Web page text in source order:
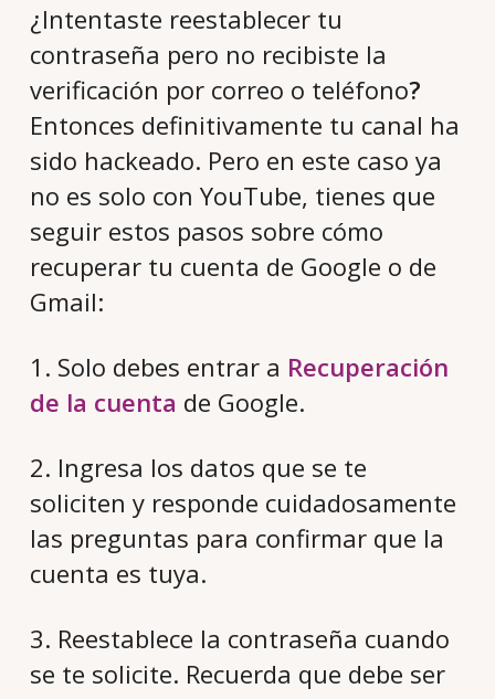
¿Intentaste reestablecer tu
contraseña pero no recibiste la
verificación por correo o teléfono?
Entonces definitivamente tu canal ha
sido hackeado. Pero en este caso ya
no es solo con YouTube, tienes que
seguir estos pasos sobre cómo
recuperar tu cuenta de Google o de
Gmail:
1. Solo debes entrar a Recuperación
de la cuenta de Google.
2. Ingresa los datos que se te
soliciten y responde cuidadosamente
las preguntas para confirmar que la
cuenta es tuya.
3. Reestablece la contraseña cuando
se te solicite. Recuerda que debe ser